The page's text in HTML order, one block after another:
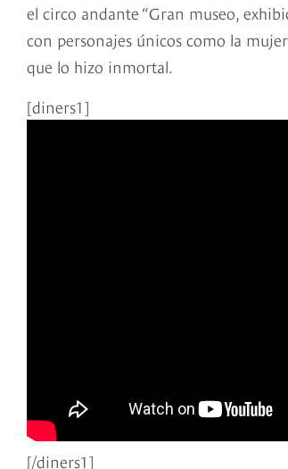
el circo andante “Gran museo,
con personajes únicos como la
que lo hizo inmortal.
[diners1]
[/diners1]